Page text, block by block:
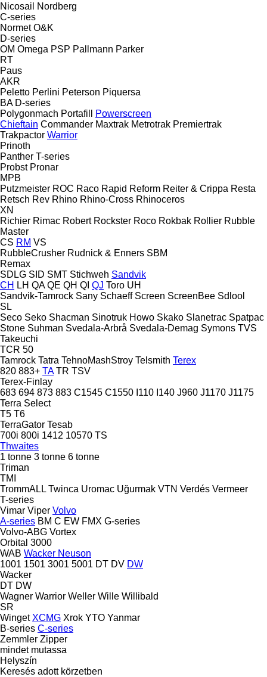
Nicosail
Nordberg
C-series
Normet O&K
D-series
OM Omega PSP Pallmann Parker
RT
Paus
AKR
Peletto Perlini Peterson Piquersa
BA D-series
Polygonmach Portafill
Powerscreen
Chieftain Commander Maxtrak Metrotrak Premiertrak
Trakpactor Warrior
Prinoth
Panther T-series
Probst Pronar
MPB
Putzmeister ROC Raco Rapid Reform Reiter & Crippa Resta
Retsch Rev Rhino Rhino-Cross Rhinoceros
XN
Richier Rimac Robert Rockster Roco Rokbak Rollier Rubble
Master
CS RM VS
RubbleCrusher Rudnick & Enners SBM
Remax
SDLG SID SMT Stichweh Sandvik
CH LH QA QE QH QI QJ Toro UH
Sandvik-Tamrock Sany Schaeff Screen ScreenBee Sdlool
SL
Seco Seko Shacman Sinotruk Howo Skako Slanetrac Spatpac
Stone Suhman Svedala-Arbrå Svedala-Demag Symons TVS
Takeuchi
TCR 50
Tamrock Tatra TehnoMashStroy Telsmith Terex
820 883+ TA TR TSV
Terex-Finlay
683 694 873 883 C1545 C1550 I110 I140 J960 J1170 J1175
Terra Select
T5 T6
TerraGator Tesab
700i 800i 1412 10570 TS
Thwaites
1 tonne 3 tonne 6 tonne
Triman
TMI
TrommALL Twinca Uromac Uğurmak VTN Verdés Vermeer
T-series
Vimar Viper Volvo
A-series BM C EW FMX G-series
Volvo-ABG Vortex
Orbital 3000
WAB Wacker Neuson
1001 1501 3001 5001 DT DV DW
Wacker
DT DW
Wagner Warrior Weller Wille Willibald
SR
Winget XCMG Xrok YTO Yanmar
B-series C-series
Zemmler Zipper
mindet mutassa
Helyszín
Keresés adott körzetben